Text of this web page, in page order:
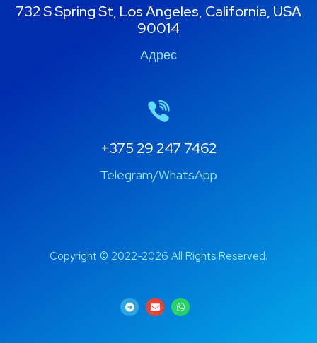
732 S Spring St, Los Angeles, California, USA
90014
Адрес
+375 29 247 7462
Telegram/WhatsApp
Copyright © 2022-2026 All Rights Reserved.